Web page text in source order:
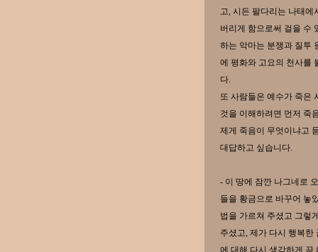
고, 시든 팔다리는 나태에
버리게 함으로써 걸을 수
하는 악마는 분쟁과 질투
에 평화와 고요의 천사를
다.
또 사람들은 예수가 죽은
것을 이해하려면 먼저 죽
제게 죽음이 무엇이냐고
대답하고 싶습니다.
- 이 땅에 잠깐 나그네로
들을 황금으로 바꾸어 놓
법을 가르쳐 주셨고 그렇
주셨고, 제가 다시 행복한
에 대해 다시 생각하게 끔